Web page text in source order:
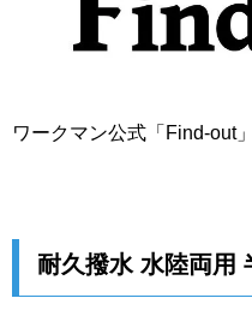
ワークマン公式「Find-out
耐久撥水 水陸両用